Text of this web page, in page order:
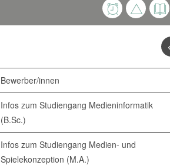
Bewerber/innen
Infos zum Studiengang Medieninformatik
(B.Sc.)
Infos zum Studiengang Medien- und
Spielekonzeption (M.A.)